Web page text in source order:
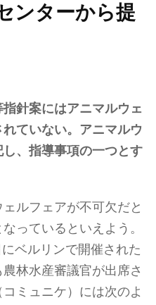
ンターから提
針案にはアニマルウェ
ていない。アニマルウ
、指導事項の一つとす
ルフェアが不可欠だと
っているといえよう。
ベルリンで開催された
林水産審議官が出席さ
ミュニケ）には次のよ